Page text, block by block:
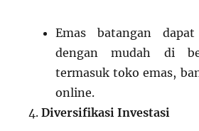
Emas batangan
dengan mudah di
termasuk toko emas,
online.
Diversifikasi Investasi